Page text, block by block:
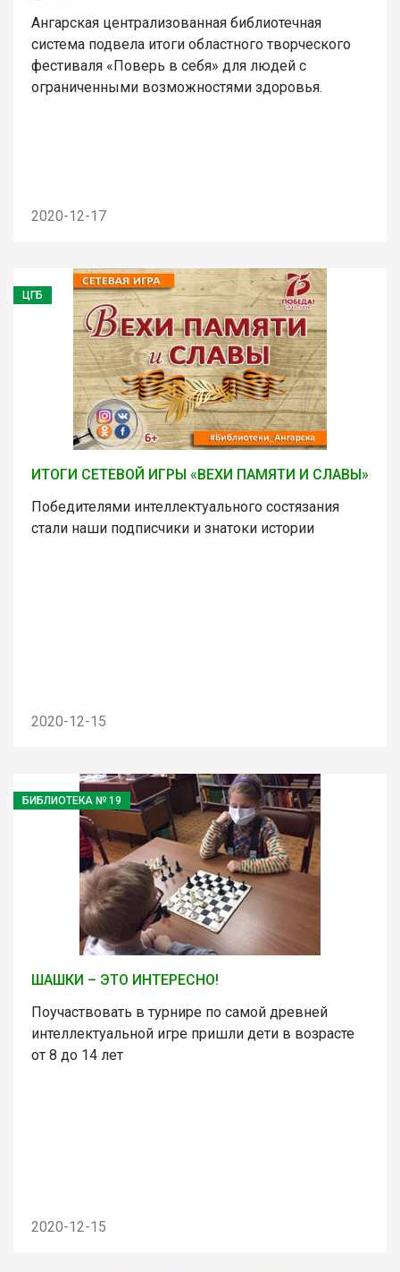
Ангарская централизованная библиотечная
система подвела итоги областного творческого
фестиваля «Поверь в себя» для людей с
ограниченными возможностями здоровья.
2020-12-17
ЦГБ
ИТОГИ СЕТЕВОЙ ИГРЫ «ВЕХИ ПАМЯТИ И СЛАВЫ»
Победителями интеллектуального состязания
стали наши подписчики и знатоки истории
2020-12-15
БИБЛИОТЕКА № 19
ШАШКИ – ЭТО ИНТЕРЕСНО!
Поучаствовать в турнире по самой древней
интеллектуальной игре пришли дети в возрасте
от 8 до 14 лет
2020-12-15